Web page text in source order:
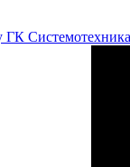
ГК Системотехника